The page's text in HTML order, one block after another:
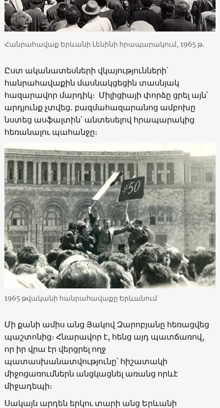
Հանրահավաք Երևանի Լենինի հրապարակում, 1965 թ․
Ըստ ականատեսների վկայությունների՝
հանրահավաքին մասնակցեցին տասնյակ
հազարավոր մարդիկ։ Միլիցիայի փորձը ցրել այն՝
արդյունք չտվեց․ բազմահազարանոց ամբոխը
նստեց ասֆալտին՝ անտեսելով հրապարակից
հեռանալու պահանջը։
1965 թվականի հանրահավաքը Երևանում
Մի քանի ամիս անց Յակով Զարոբյանը հեռացվեց
պաշտոնից։ Հնարավոր է, հենց այդ պատճառով,
որ իր վրա էր վերցրել ողջ
պատասխանատվությունը՝ հիշատակի
միջոցառումներն անցկացնել առանց որևէ
միջադեպի։
Սակայն արդեն երկու տարի անց Երևանի